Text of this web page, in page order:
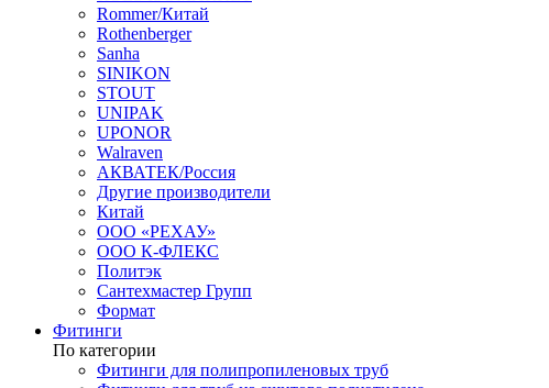
Rommer/Китай
Rothenberger
Sanha
SINIKON
STOUT
UNIPAK
UPONOR
Walraven
АКВАТЕК/Россия
Другие производители
Китай
ООО «РЕХАУ»
ООО К-ФЛЕКС
Политэк
Сантехмастер Групп
Формат
Фитинги
По категории
Фитинги для полипропиленовых труб